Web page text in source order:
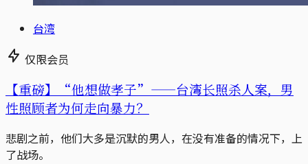
台湾
仅限会员
【重磅】“他想做孝子”——台湾长照杀人案，男
性照顾者为何走向暴力？
悲剧之前，他们大多是沉默的男人，在没有准备的情况下，上
了战场。